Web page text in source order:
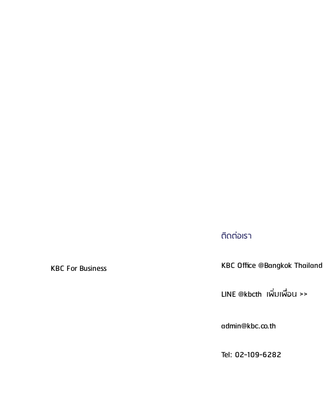
KBC For Business
ติดต่อเรา
KBC Office @Bangkok Thailand
LINE @kbcth เพิ่มเพื่อน >>
admin@kbc.co.th
Tel: 02-109-6282